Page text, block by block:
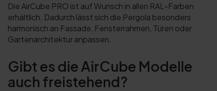
Die AirCube PRO ist auf Wunsch in allen RAL-Farben
erhältlich. Dadurch lässt sich die Pergola besonders
harmonisch an Fassade, Fensterrahmen, Türen oder
Gartenarchitektur anpassen.
Gibt es die AirCube Modelle
auch freistehend?